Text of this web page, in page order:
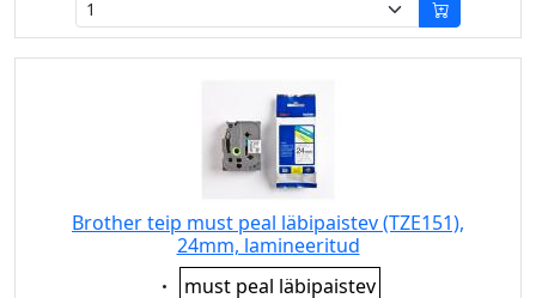
Brother teip must peal läbipaistev (TZE151),
24mm, lamineeritud
Eigenschaft:
must peal läbipaistev